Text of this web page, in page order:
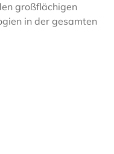
großflächigen
in der gesamten